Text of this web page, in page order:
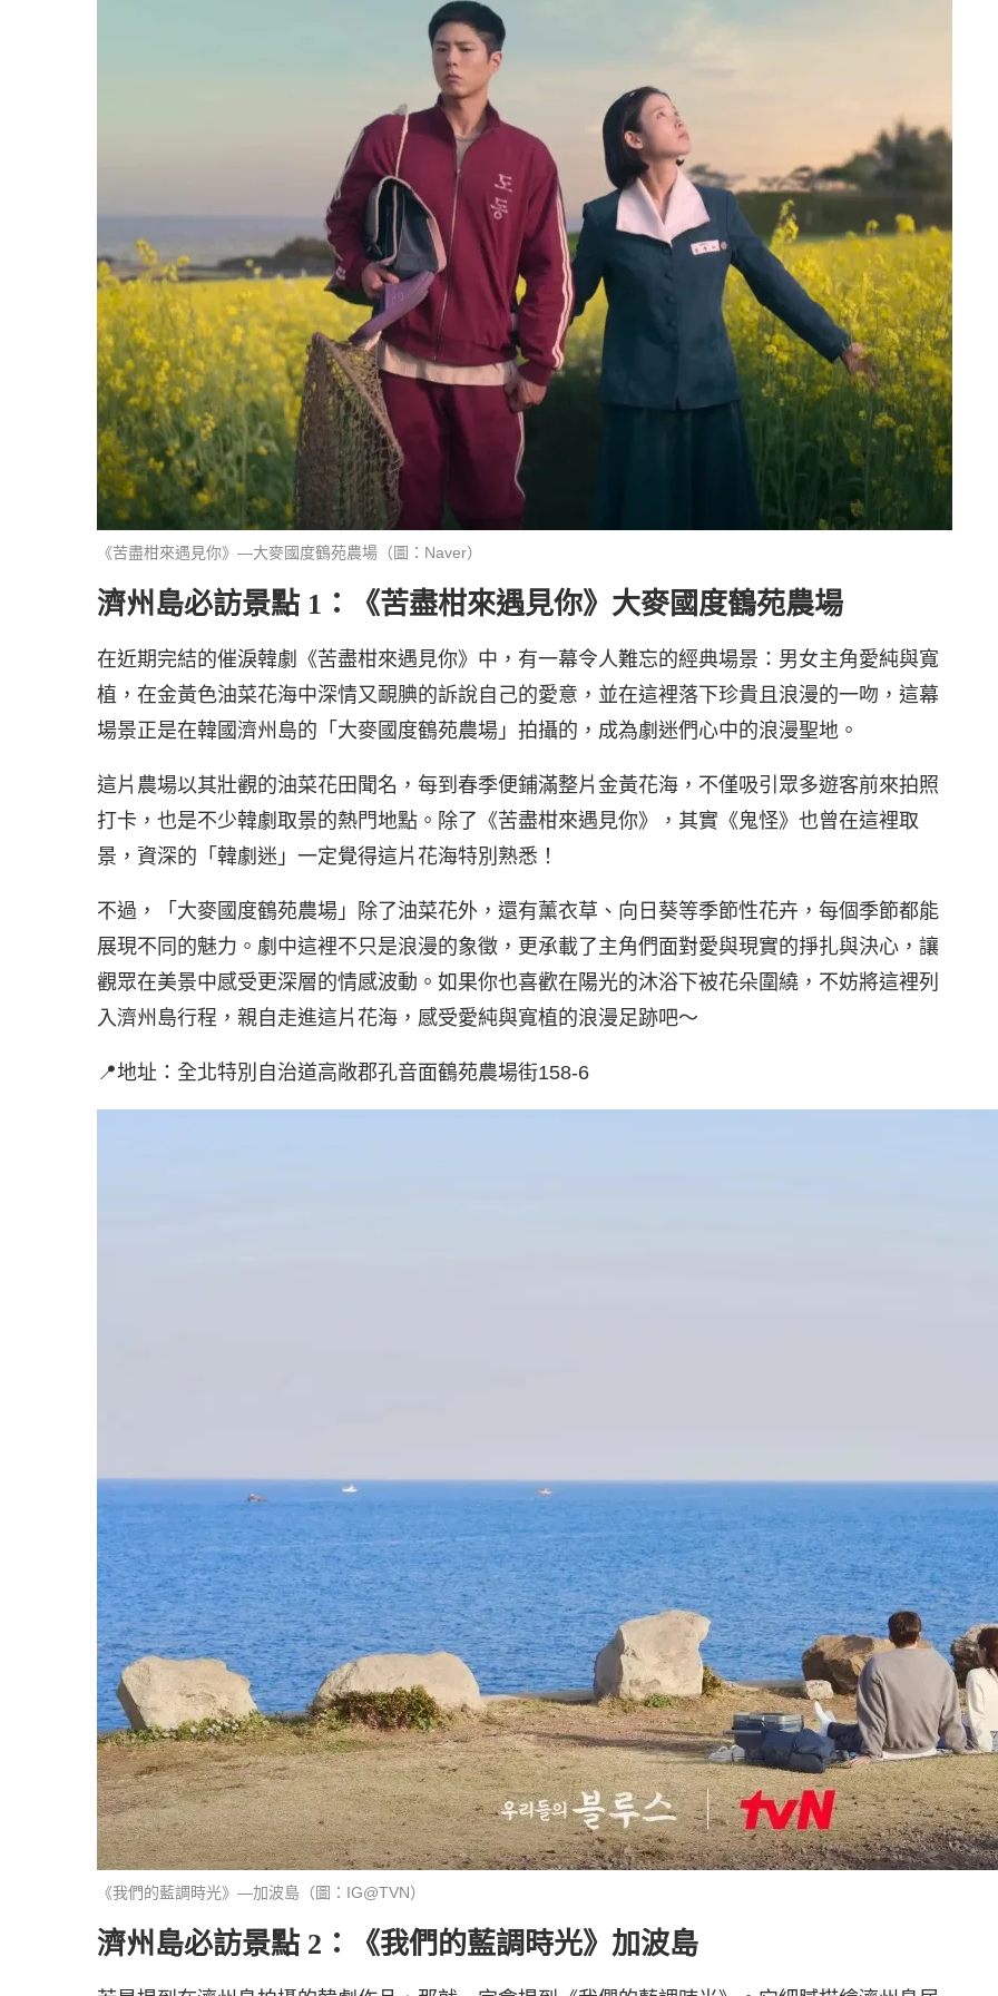
《苦盡柑來遇見你》—大麥國度鶴苑農場（圖：Naver）
濟州島必訪景點 1：《苦盡柑來遇見你》大麥國度鶴苑農場
在近期完結的催淚韓劇《苦盡柑來遇見你》中，有一幕令人難忘的經典場景：男女主角愛純與寬
植，在金黃色油菜花海中深情又靦腆的訴說自己的愛意，並在這裡落下珍貴且浪漫的一吻，這幕
場景正是在韓國濟州島的「大麥國度鶴苑農場」拍攝的，成為劇迷們心中的浪漫聖地。
這片農場以其壯觀的油菜花田聞名，每到春季便鋪滿整片金黃花海，不僅吸引眾多遊客前來拍照
打卡，也是不少韓劇取景的熱門地點。除了《苦盡柑來遇見你》，其實《鬼怪》也曾在這裡取
景，資深的「韓劇迷」一定覺得這片花海特別熟悉！
不過，「大麥國度鶴苑農場」除了油菜花外，還有薰衣草、向日葵等季節性花卉，每個季節都能
展現不同的魅力。劇中這裡不只是浪漫的象徵，更承載了主角們面對愛與現實的掙扎與決心，讓
觀眾在美景中感受更深層的情感波動。如果你也喜歡在陽光的沐浴下被花朵圍繞，不妨將這裡列
入濟州島行程，親自走進這片花海，感受愛純與寬植的浪漫足跡吧～
📍地址：全北特別自治道高敞郡孔音面鶴苑農場街158-6
《我們的藍調時光》—加波島（圖：IG@TVN）
濟州島必訪景點 2：《我們的藍調時光》加波島